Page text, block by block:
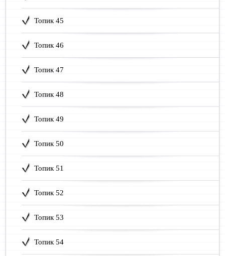
Топик 45
Топик 46
Топик 47
Топик 48
Топик 49
Топик 50
Топик 51
Топик 52
Топик 53
Топик 54